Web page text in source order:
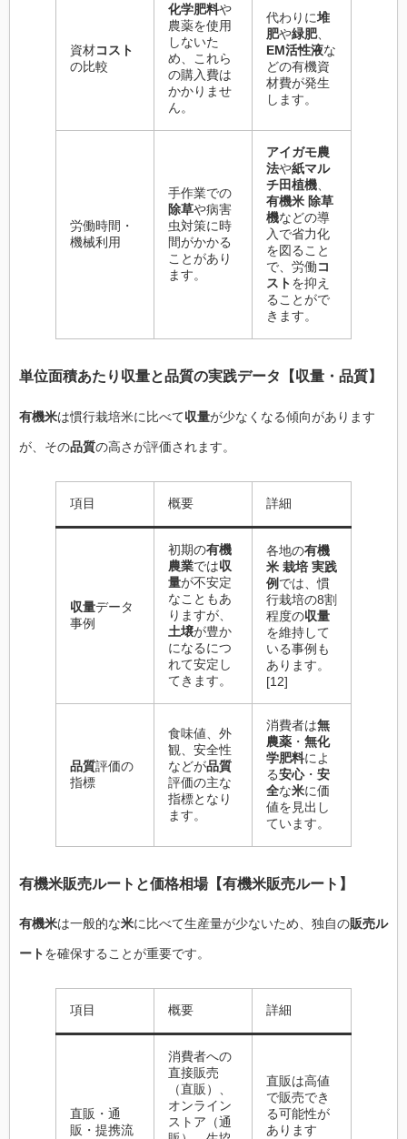
資材コスト
の比較
化学肥料や
農薬を使用
しないた
め、これら
の購入費は
かかりませ
ん。
代わりに堆
肥や緑肥、
EM活性液な
どの有機資
材費が発生
します。
労働時間・
機械利用
手作業での
除草や病害
虫対策に時
間がかかる
ことがあり
ます。
アイガモ農
法や紙マル
チ田植機
有機米 除草
機などの導
入で省力化
を図ること
で、労働コ
ストを抑え
ることがで
きます。
単位面積あたり 収量と品質の実践データ【収量 ・ 品質】
有機米は慣行栽培米に比べて収量が少なくなる傾向があります
が、その品質の高さが評価されます。
項目 概要 詳細
収量データ
事例
初期の有機
農業では収
量が不安定
なこともあ
りますが、
土壌が豊か
になるにつ
れて安定し
てきます。
各地の有機
米 栽培 実践
例では、慣
行栽培の8割
程度の収量
を維持して
いる事例も
あります。
[12]
品質評価の
指標
食味値、外
観、安全性
などが品質
評価の主な
指標となり
ます。
消費者は無
農薬 ・ 無化
学肥料によ
る安心・ 安
全な米に価
値を見出し
ています。
有機米販売ルート と価格相場【有機米販売ルート 】
有機米は一般的な米に比べて生産量が少ないため、独自の販売ル
ートを確保することが重要です。
項目 概要 詳細
直販・通
販・提携流
消費者への
直接販売
（直販）、
オンライン
ストア（通
直販は高値
で販売でき
る可能性が
あります